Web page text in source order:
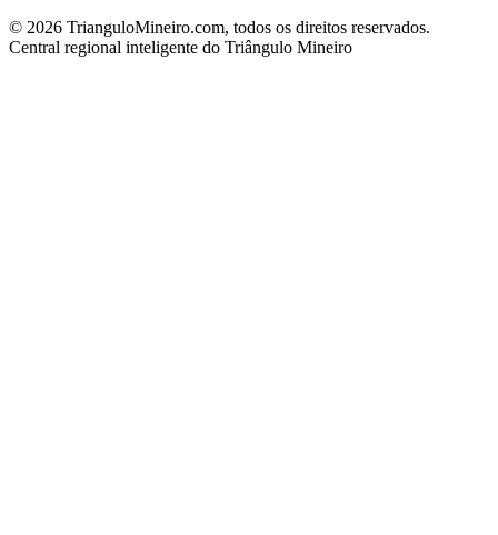
© 2026 TrianguloMineiro.com, todos os direitos reservados.
Central regional inteligente do Triângulo Mineiro